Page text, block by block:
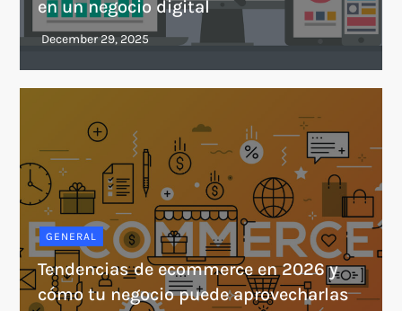
en un negocio digital
GENERAL
Tendencias de ecommerce en 2026 y
cómo tu negocio puede aprovecharlas